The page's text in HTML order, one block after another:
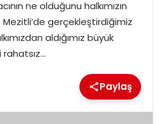
ne olduğunu halkımızın
Mezitli’de gerçekleştirdiğimiz
aldığımız büyük
Paylaş